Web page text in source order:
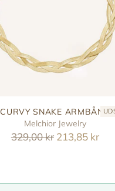
CURVY SNAKE ARMBÅND
Melchior Jewelry
Reguler
329,00 kr 213,85 kr